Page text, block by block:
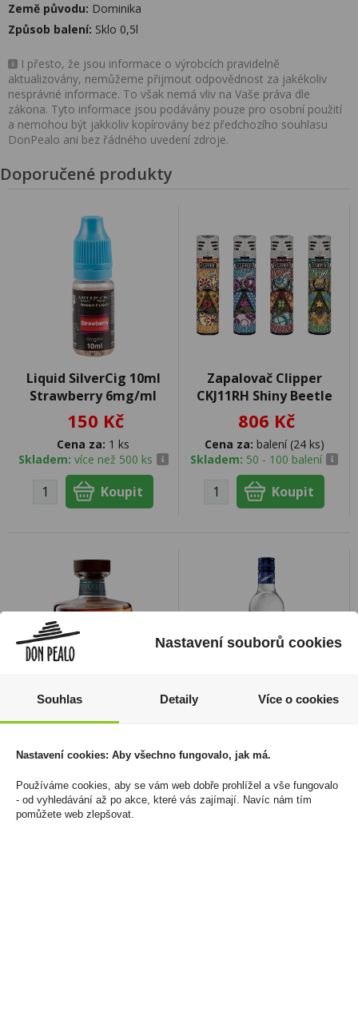
Země původu: Dominika
Způsob balení: Sklo 0,5l
I přesto, že jsou informace o výrobcích pravidelně
aktualizovány, nemůžeme přijmout odpovědnost za jakékoliv
nesprávné informace. To však nemá vliv na Vaše práva dle
zákona. Tyto informace jsou podávány pouze pro osobní použití
a nemohou být jakkoliv kopírovány bez předchozího souhlasu
DonPealo ani bez řádného uvedení zdroje.
Doporučené produkty
Liquid SilverCig 10ml
Strawberry 6mg/ml
150 Kč
Cena za: 1 ks
Skladem: více než 500 ks
Zapalovač Clipper
CKJ11RH Shiny Beetle
806 Kč
Cena za: balení (24 ks)
Skladem: 50 - 100 balení
El General 15YO 0,7 40%
879 Kč
Skladem:5 - 50 ks
1 Kč
Cena za:1 ks
Skladem:50 - 100 ks
Nastavení souborů cookies
Souhlas Detaily Více o cookies
Nastavení cookies: Aby všechno fungovalo, jak má.
Používáme cookies, aby se vám web dobře prohlížel a vše fungovalo
- od vyhledávání až po akce, které vás zajímají. Navíc nám tím
pomůžete web zlepšovat.